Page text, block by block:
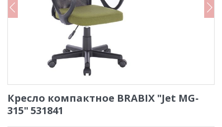
Кресло компактное BRABIX "Jet MG-
315" 531841